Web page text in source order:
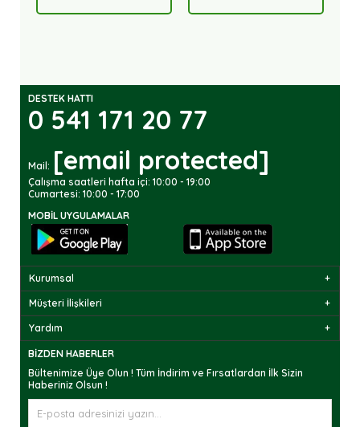
DESTEK HATTI
0 541 171 20 77
Mail: [email protected]
Çalışma saatleri hafta içi: 10:00 - 19:00
Cumartesi: 10:00 - 17:00
MOBIL UYGULAMALAR
Kurumsal
Müşteri İlişkileri
Yardım
BIZDEN HABERLER
Bültenimize Üye Olun ! Tüm İndirim ve Fırsatlardan İlk Sizin
Haberiniz Olsun !